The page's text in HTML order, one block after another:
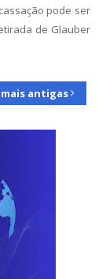
pode ser
de Glauber
antigas